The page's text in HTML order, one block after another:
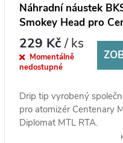
Náhradní náustek
Smokey Head pro
Mods Diplomat MTL
229 Kč/ ks
Momentálně
nedostupné
Drip tip vyrobený
pro atomizér Centenary
Diplomat MTL RTA.